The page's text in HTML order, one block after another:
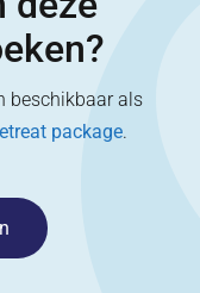
beschikbaar als
package.